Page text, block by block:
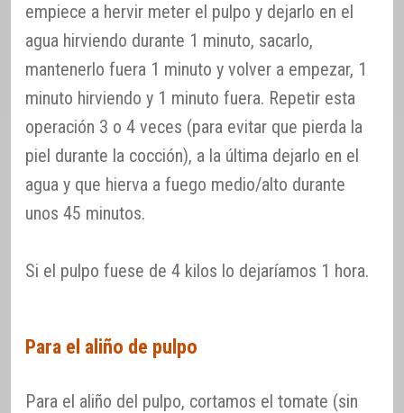
empiece a hervir meter el pulpo y dejarlo en el
agua hirviendo durante 1 minuto, sacarlo,
mantenerlo fuera 1 minuto y volver a empezar, 1
minuto hirviendo y 1 minuto fuera. Repetir esta
operación 3 o 4 veces (para evitar que pierda la
piel durante la cocción), a la última dejarlo en el
agua y que hierva a fuego medio/alto durante
unos 45 minutos.
Si el pulpo fuese de 4 kilos lo dejaríamos 1 hora.
Para el aliño de pulpo
Para el aliño del pulpo, cortamos el tomate (sin